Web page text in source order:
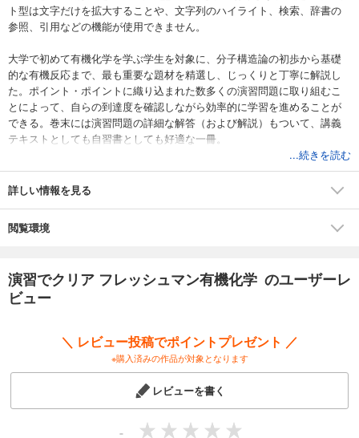
ト型は文字だけを拡大することや、文字列のハイライト、検索、辞書の
参照、引用などの機能が使用できません。
大学で初めて有機化学を学ぶ学生を対象に、分子構造論の初歩から基礎
的な有機反応まで、最も重要な題材を精選し、じっくりと丁寧に解説し
た。ポイント・ポイントに織り込まれた数多くの演習問題に取り組むこ
とによって、自らの到達度を確認しながら効率的に学習を進めることが
できる。巻末には演習問題の詳細な解答（および解説）もついて、講義
テキストとしても自習書としても好適な一冊。
...続きを読む
詳しい情報を見る
閲覧環境
演習でクリア フレッシュマン有機化学 のユーザーレ
ビュー
＼ レビュー投稿でポイントプレゼント ／
※購入済みの作品が対象となります
レビューを書く
-